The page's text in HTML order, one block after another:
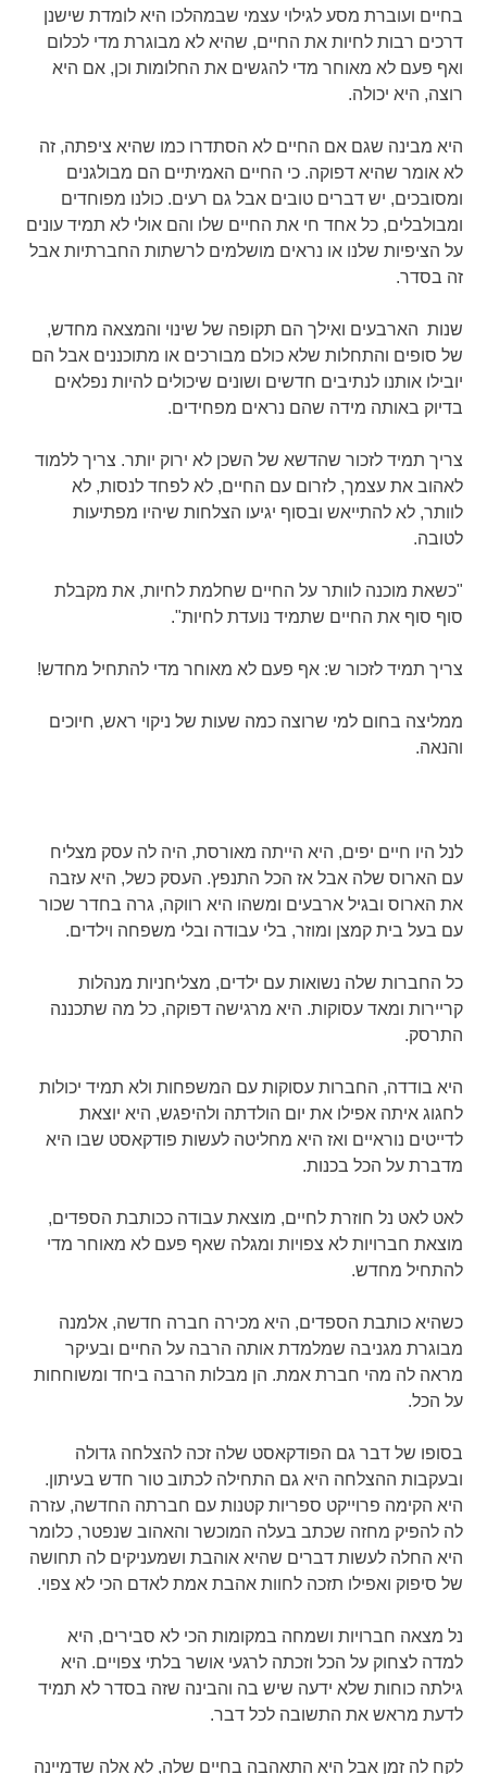
בחיים ועוברת מסע לגילוי עצמי שבמהלכו היא לומדת שישנן
דרכים רבות לחיות את החיים, שהיא לא מבוגרת מדי לכלום
ואף פעם לא מאוחר מדי להגשים את החלומות וכן, אם היא
רוצה, היא יכולה.
היא מבינה שגם אם החיים לא הסתדרו כמו שהיא ציפתה, זה
לא אומר שהיא דפוקה. כי החיים האמיתיים הם מבולגנים
ומסובכים, יש דברים טובים אבל גם רעים. כולנו מפוחדים
ומבולבלים, כל אחד חי את החיים שלו והם אולי לא תמיד עונים
על הציפיות שלנו או נראים מושלמים לרשתות החברתיות אבל
זה בסדר.
שנות הארבעים ואילך הם תקופה של שינוי והמצאה מחדש,
של סופים והתחלות שלא כולם מבורכים או מתוכננים אבל הם
יובילו אותנו לנתיבים חדשים ושונים שיכולים להיות נפלאים
בדיוק באותה מידה שהם נראים מפחידים.
צריך תמיד לזכור שהדשא של השכן לא ירוק יותר. צריך ללמוד
לאהוב את עצמך, לזרום עם החיים, לא לפחד לנסות, לא
לוותר, לא להתייאש ובסוף יגיעו הצלחות שיהיו מפתיעות
לטובה.
"כשאת מוכנה לוותר על החיים שחלמת לחיות, את מקבלת
סוף סוף את החיים שתמיד נועדת לחיות".
צריך תמיד לזכור ש: אף פעם לא מאוחר מדי להתחיל מחדש!
ממליצה בחום למי שרוצה כמה שעות של ניקוי ראש, חיוכים
והנאה.
לנל היו חיים יפים, היא הייתה מאורסת, היה לה עסק מצליח
עם הארוס שלה אבל אז הכל התנפץ. העסק כשל, היא עזבה
את הארוס ובגיל ארבעים ומשהו היא רווקה, גרה בחדר שכור
עם בעל בית קמצן ומוזר, בלי עבודה ובלי משפחה וילדים.
כל החברות שלה נשואות עם ילדים, מצליחניות מנהלות
קריירות ומאד עסוקות. היא מרגישה דפוקה, כל מה שתכננה
התרסק.
היא בודדה, החברות עסוקות עם המשפחות ולא תמיד יכולות
לחגוג איתה אפילו את יום הולדתה ולהיפגש, היא יוצאת
לדייטים נוראיים ואז היא מחליטה לעשות פודקאסט שבו היא
מדברת על הכל בכנות.
לאט לאט נל חוזרת לחיים, מוצאת עבודה ככותבת הספדים,
מוצאת חברויות לא צפויות ומגלה שאף פעם לא מאוחר מדי
להתחיל מחדש.
כשהיא כותבת הספדים, היא מכירה חברה חדשה, אלמנה
מבוגרת מגניבה שמלמדת אותה הרבה על החיים ובעיקר
מראה לה מהי חברת אמת. הן מבלות הרבה ביחד ומשוחחות
על הכל.
בסופו של דבר גם הפודקאסט שלה זכה להצלחה גדולה
ובעקבות ההצלחה היא גם התחילה לכתוב טור חדש בעיתון.
היא הקימה פרוייקט ספריות קטנות עם חברתה החדשה, עזרה
לה להפיק מחזה שכתב בעלה המוכשר והאהוב שנפטר, כלומר
היא החלה לעשות דברים שהיא אוהבת ושמעניקים לה תחושה
של סיפוק ואפילו תזכה לחוות אהבת אמת לאדם הכי לא צפוי.
נל מצאה חברויות ושמחה במקומות הכי לא סבירים, היא
למדה לצחוק על הכל וזכתה לרגעי אושר בלתי צפויים. היא
גילתה כוחות שלא ידעה שיש בה והבינה שזה בסדר לא תמיד
לדעת מראש את התשובה לכל דבר.
לקח לה זמן אבל היא התאהבה בחיים שלה, לא אלה שדמיינה